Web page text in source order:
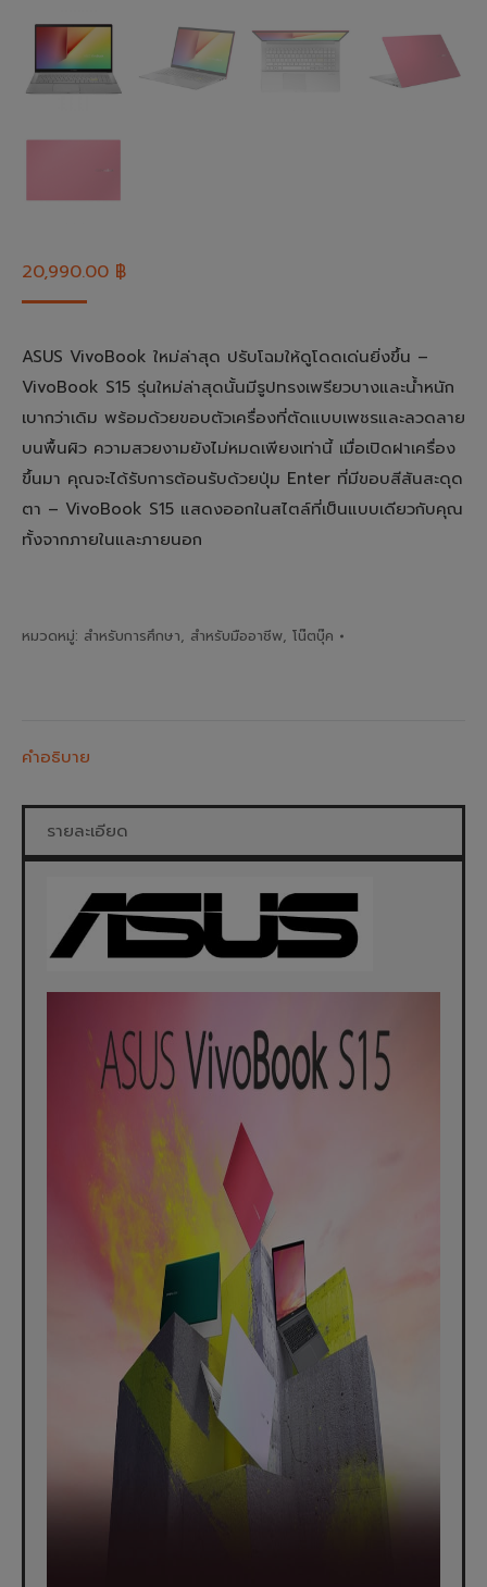
20,990.00 ฿
ASUS VivoBook ใหม่ล่าสุด ปรับโฉมให้ดูโดดเด่นยิ่งขึ้น –
VivoBook S15 รุ่นใหม่ล่าสุดนั้นมีรูปทรงเพรียวบางและน้ำหนัก
เบากว่าเดิม พร้อมด้วยขอบตัวเครื่องที่ตัดแบบเพชรและลวดลาย
บนพื้นผิว ความสวยงามยังไม่หมดเพียงเท่านี้ เมื่อเปิดฝาเครื่อง
ขึ้นมา คุณจะได้รับการต้อนรับด้วยปุ่ม Enter ที่มีขอบสีสันสะดุด
ตา – VivoBook S15 แสดงออกในสไตล์ที่เป็นแบบเดียวกับคุณ
ทั้งจากภายในและภายนอก
หมวดหมู่: สำหรับการศึกษา, สำหรับมืออาชีพ, โน๊ตบุ๊ค
คำอธิบาย
รายละเอียด